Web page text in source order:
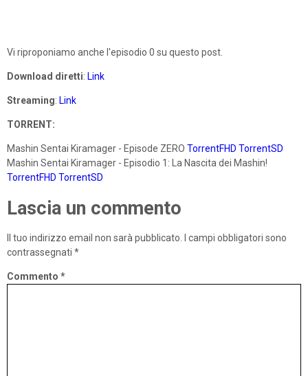
Vi riproponiamo anche l'episodio 0 su questo post.
Download diretti: Link
Streaming: Link
TORRENT:
Mashin Sentai Kiramager - Episode ZERO TorrentFHD TorrentSD
Mashin Sentai Kiramager - Episodio 1: La Nascita dei Mashin!
TorrentFHD TorrentSD
Lascia un commento
Il tuo indirizzo email non sarà pubblicato.
I campi obbligatori sono
contrassegnati *
Commento *